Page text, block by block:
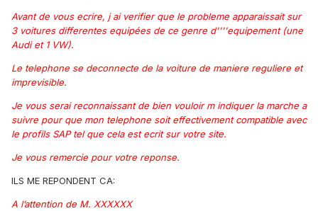
Avant de vous ecrire, j ai verifier que le probleme apparaissait sur
3 voitures differentes equipées de ce genre d''''equipement (une
Audi et 1 VW).
Le telephone se deconnecte de la voiture de maniere reguliere et
imprevisible.
Je vous serai reconnaissant de bien vouloir m indiquer la marche a
suivre pour que mon telephone soit effectivement compatible avec
le profils SAP tel que cela est ecrit sur votre site.
Je vous remercie pour votre reponse.
ILS ME REPONDENT CA:
A l’attention de M. XXXXXX